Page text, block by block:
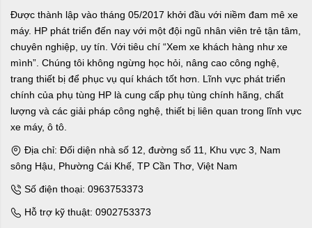
Được thành lập vào tháng 05/2017 khởi đầu với niềm đam mê xe
máy. HP phát triển đến nay với một đội ngũ nhân viên trẻ tận tâm,
chuyên nghiệp, uy tín. Với tiêu chí “Xem xe khách hàng như xe
mình”. Chúng tôi không ngừng học hỏi, nâng cao công nghệ,
trang thiết bị để phục vụ quí khách tốt hơn. Lĩnh vực phát triển
chính của phụ tùng HP là cung cấp phụ tùng chính hãng, chất
lượng và các giải pháp công nghệ, thiết bị liên quan trong lĩnh vực
xe máy, ô tô.
Địa chỉ: Đối diện nhà số 12, đường số 11, Khu vực 3, Nam
sông Hậu, Phường Cái Khế, TP Cần Thơ, Việt Nam
Số điện thoại: 0963753373
Hỗ trợ kỹ thuật: 0902753373